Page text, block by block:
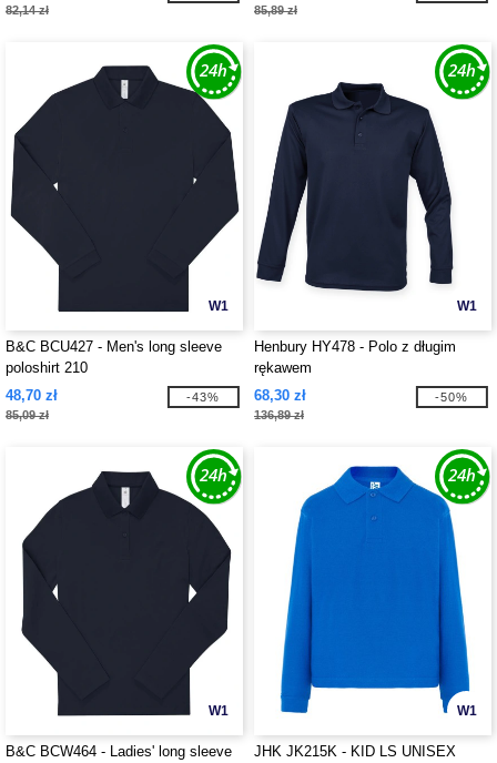
82,14 zł 85,89 zł
W1
B&C BCU427 - Men's long sleeve
poloshirt 210
48,70 zł
85,09 zł
-43%
W1
Henbury HY478 - Polo z długim
rękawem
68,30 zł
136,89 zł
-50%
W1
B&C BCW464 - Ladies' long sleeve
W1
JHK JK215K - KID LS UNISEX